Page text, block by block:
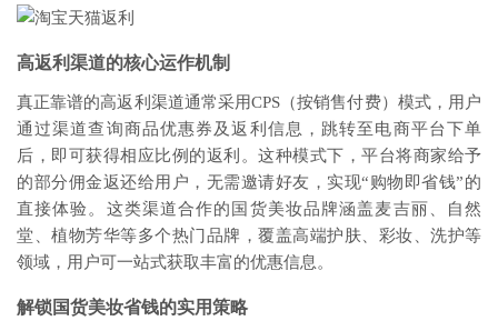
高返利渠道的核心运作机制
真正靠谱的高返利渠道通常采用CPS（按销售付费）模式，用户
通过渠道查询商品优惠券及返利信息，跳转至电商平台下单
后，即可获得相应比例的返利。这种模式下，平台将商家给予
的部分佣金返还给用户，无需邀请好友，实现“购物即省钱”的
直接体验。这类渠道合作的国货美妆品牌涵盖麦吉丽、自然
堂、植物芳华等多个热门品牌，覆盖高端护肤、彩妆、洗护等
领域，用户可一站式获取丰富的优惠信息。
解锁国货美妆省钱的实用策略